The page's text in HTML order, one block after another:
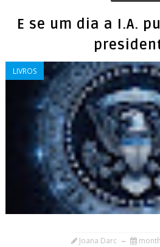
E se um dia a I.A.
LIVROS
Joana Darc